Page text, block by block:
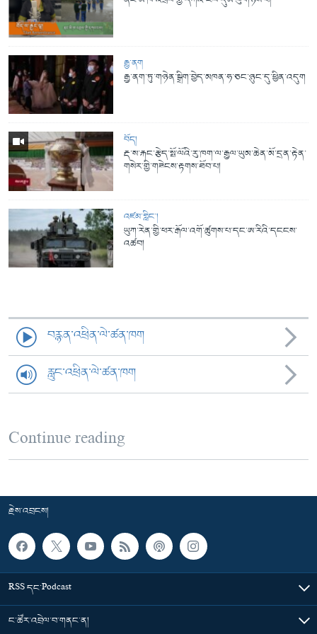
རྒྱ་ནག
རྒྱ་ནག་ཏུ་གཉེན་སྒྲིག་བྱེད་མཁན་ཧ་ཅང་ཉུང་དུ་ཕྱིན་འདུག
བོད།
རྡ་ས་རྐང་རྩེད་སྤོ་ལོའི་རུ་ཁག་ལ་རྒྱལ་ཡུམ་ཆེན་མོ་དྲན་རྟེན་
གསེར་གྱི་གཟེངས་རྟགས་ཐོབ་པ།
འཛམ་གླིང་།
ཡུཀ་རེན་གྱི་ཕར་རྒོལ་འགོ་ཚུགས་པ་དང་ཨ་རིའི་དངངས་
འཚབ།
བརྙན་འཕྲིན་ལེ་ཚན་ཁག
རླུང་འཕྲིན་ལེ་ཚན་ཁག
Continue reading
རྗེས་འབྲངས།
RSS དང་Podcast
ང་ཚོར་འབྲེལ་བ་གནང་ན།